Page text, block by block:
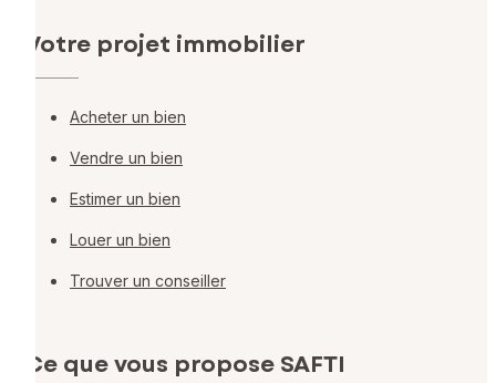
Votre projet immobilier
Acheter un bien
Vendre un bien
Estimer un bien
Louer un bien
Trouver un conseiller
Ce que vous propose SAFTI